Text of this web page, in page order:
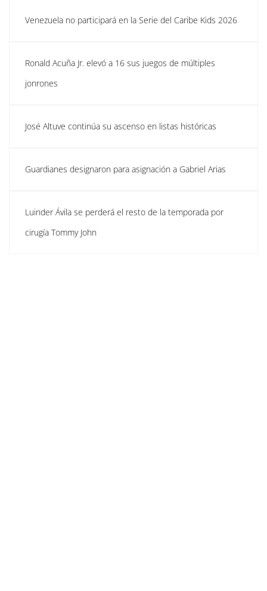
Venezuela no participará en la Serie del Caribe Kids 2026
Ronald Acuña Jr. elevó a 16 sus juegos de múltiples
jonrones
José Altuve continúa su ascenso en listas históricas
Guardianes designaron para asignación a Gabriel Arias
Luinder Ávila se perderá el resto de la temporada por
cirugía Tommy John